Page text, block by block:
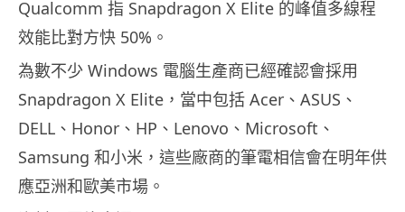
Qualcomm 指 Snapdragon X Elite 的峰值多線程
效能比對方快 50%。
為數不少 Windows 電腦生產商已經確認會採用
Snapdragon X Elite，當中包括 Acer、ASUS、
DELL、Honor、HP、Lenovo、Microsoft、
Samsung 和小米，這些廠商的筆電相信會在明年供
應亞洲和歐美市場。